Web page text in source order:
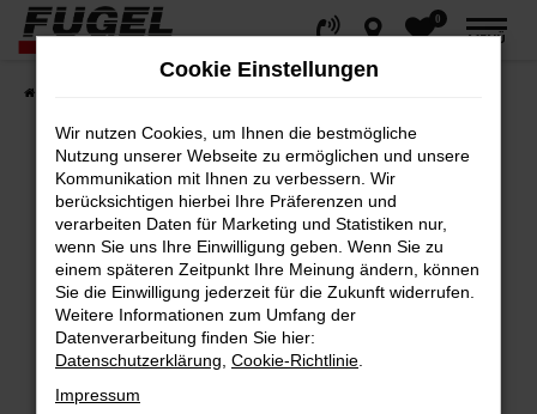
Zum
Hauptinhalt
springen
0
MENÜ
Fehler: Network Error
Beim Laden ist ein Fehler aufgetreten.
Hier sind ein paar Tipps, die dir helfen können:
Überprüfe deine Firewall und deine
Internetverbindung.
Laden andere Webseiten, zum Beispiel
Cookie Einstellungen
Wir nutzen Cookies, um Ihnen die bestmögliche
Nutzung unserer Webseite zu ermöglichen und unsere
Kommunikation mit Ihnen zu verbessern. Wir
berücksichtigen hierbei Ihre Präferenzen und
verarbeiten Daten für Marketing und Statistiken nur,
wenn Sie uns Ihre Einwilligung geben. Wenn Sie zu
einem späteren Zeitpunkt Ihre Meinung ändern, können
Sie die Einwilligung jederzeit für die Zukunft widerrufen.
Weitere Informationen zum Umfang der
Datenverarbeitung finden Sie hier:
Datenschutzerklärung Cookie-Richtlinie
Impressum